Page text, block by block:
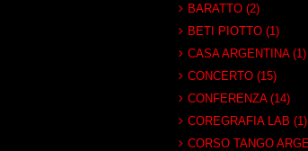
BARATTO (2)
BETI PIOTTO (1)
CASA ARGENTINA (1)
CONCERTO (15)
CONFERENZA (14)
COREGRAFIA LAB (1)
CORSO TANGO